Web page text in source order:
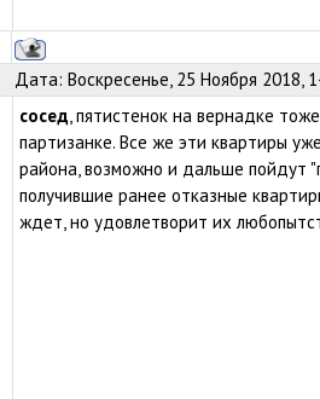
Дата: Воскресенье, 25 Ноября 2018,
сосед, пятистенок на вернадке
партизанке. Все же эти квартиры
района, возможно и дальше пойдут
получившие ранее отказные
ждет, но удовлетворит их